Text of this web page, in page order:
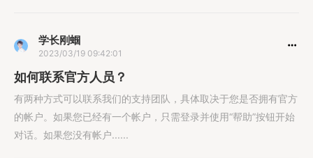
学长刚蝈
2023/03/19 09:42:01
如何联系官方人员？
有两种方式可以联系我们的支持团队，具体取决于您是否拥有官方
的帐户。如果您已经有一个帐户，只需登录并使用“帮助”按钮开始
对话。如果您没有帐户......